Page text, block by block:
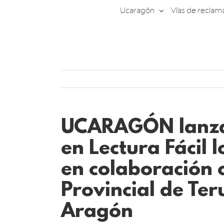
Ucaragón Vías de
UCARAGÓN
en Lectura Fácil
en colaboración
Provincial de
Aragón